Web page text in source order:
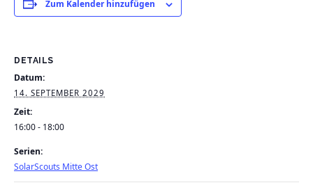
Zum Kalender hinzufügen
DETAILS
Datum:
14. SEPTEMBER 2029
Zeit:
16:00 - 18:00
Serien:
SolarScouts Mitte Ost